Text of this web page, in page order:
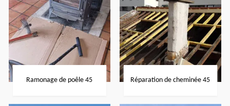
Ramonage de poêle 45 Réparation de cheminée 45